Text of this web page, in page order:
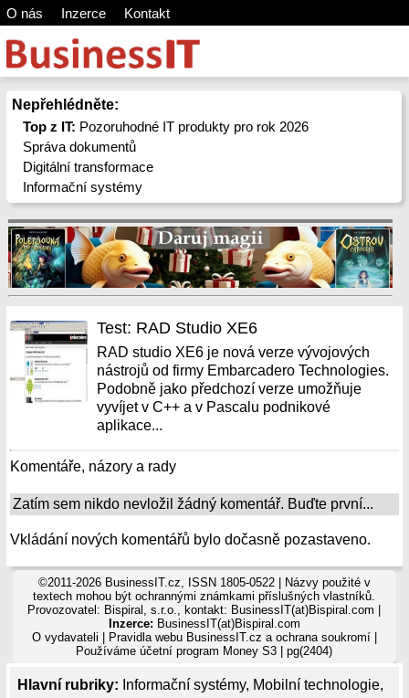
O nás Inzerce Kontakt
Nepřehlédněte:
Top z IT: Pozoruhodné IT produkty pro rok 2026
Správa dokumentů
Digitální transformace
Informační systémy
Hlavní rubriky: Informační systémy, Mobilní technologie,
Test: RAD Studio XE6
RAD studio XE6 je nová verze vývojových
nástrojů od firmy Embarcadero Technologies.
Podobně jako předchozí verze umožňuje
vyvíjet v C++ a v Pascalu podnikové
aplikace...
Komentáře, názory a rady
Zatím sem nikdo nevložil žádný komentář. Buďte první...
Vkládání nových komentářů bylo dočasně pozastaveno.
©2011-2026 BusinessIT.cz, ISSN 1805-0522 | Názvy použité v
textech mohou být ochrannými známkami příslušných vlastníků.
Provozovatel: Bispiral, s.r.o., kontakt: BusinessIT(at)Bispiral.com |
Inzerce: BusinessIT(at)Bispiral.com
O vydavateli
Pravidla webu BusinessIT.cz a ochrana soukromí|
Používámeúčetní program Money S3 | pg(2404)